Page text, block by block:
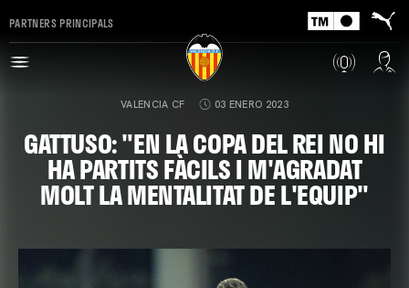
PARTNERS PRINCIPALS
VALENCIA CF 03 ENERO 2023
GATTUSO: "EN LA COPA DEL REI NO HI
HA PARTITS FÀCILS I M'AGRADAT
MOLT LA MENTALITAT DE L'EQUIP"